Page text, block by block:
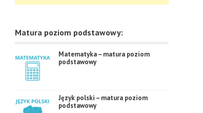
Matura poziom podstawowy:
Matematyka – matura poziom
podstawowy
Język polski – matura poziom
podstawowy